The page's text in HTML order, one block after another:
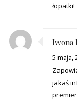
łopatki!
Iwona
5 maja,
jakaś